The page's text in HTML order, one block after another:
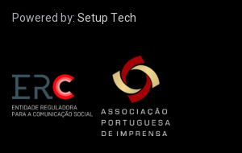
Powered by:Setup Tech